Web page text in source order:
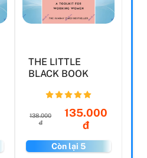
THE LITTLE
BLACK BOOK
138.000
đ
135.000
đ
Còn lại 5